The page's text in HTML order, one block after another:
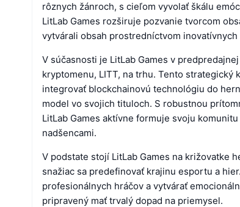
rôznych žánroch, s cieľom vyvolať škálu
LitLab Games rozširuje pozvanie tvorcom
vytvárali obsah prostredníctvom
V súčasnosti je LitLab Games v
kryptomenu, LITT, na trhu. Tento strategický
integrovať blockchainovú technológiu do
model vo svojich tituloch. S robustnou
LitLab Games aktívne formuje svoju
nadšencami.
V podstate stojí LitLab Games na križovatke
snažiac sa predefinovať krajinu esportu a
profesionálnych hráčov a vytvárať
pripravený mať trvalý dopad na priemysel.